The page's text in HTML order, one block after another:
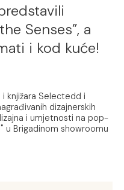
Senses”, a
i kod kuće!
knjižara Selectedd i
dizajnerskih
i umjetnosti na pop-
u Brigadinom showroomu